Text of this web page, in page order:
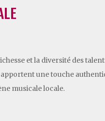
et la diversité des
une touche
musicale locale.